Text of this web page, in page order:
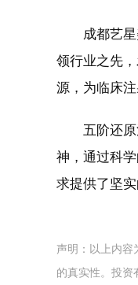
成都艺
领行业之先
源，为临床注
五阶还
神，通过科
求提供了坚
声明：以上内容
的真实性。投资